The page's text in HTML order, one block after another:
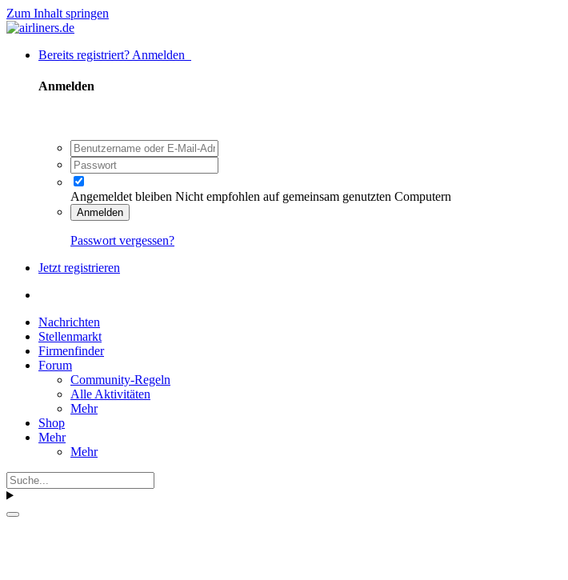
Zum Inhalt springen
Bereits registriert? Anmelden
Anmelden
Angemeldet bleiben Nicht empfohlen auf gemeinsam genutzten Computern
Anmelden
Passwort vergessen?
Jetzt registrieren
Nachrichten
Stellenmarkt
Firmenfinder
Forum
Community-Regeln
Alle Aktivitäten
Mehr
Shop
Mehr
Mehr